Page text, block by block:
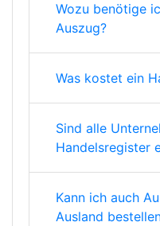
Wozu benötige
Auszug?
Was kostet ein
Sind alle
Handelsregister
Kann ich auch
Ausland